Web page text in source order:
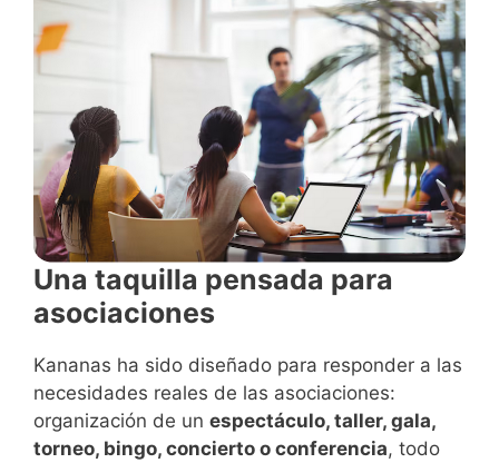
Una taquilla pensada para
asociaciones
Kananas ha sido diseñado para responder a las
necesidades reales de las asociaciones:
organización de un espectáculo, taller, gala,
torneo, bingo, concierto o conferencia, todo